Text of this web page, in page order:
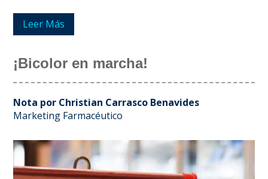
Leer Más
¡Bicolor en marcha!
Nota por Christian Carrasco Benavides
Marketing Farmacéutico